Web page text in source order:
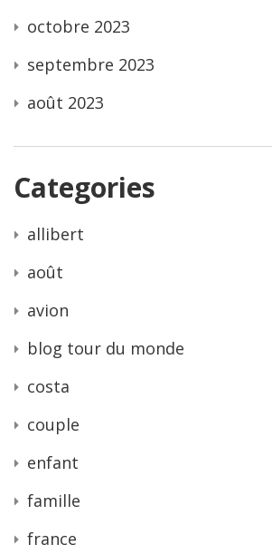
octobre 2023
septembre 2023
août 2023
Categories
allibert
août
avion
blog tour du monde
costa
couple
enfant
famille
france